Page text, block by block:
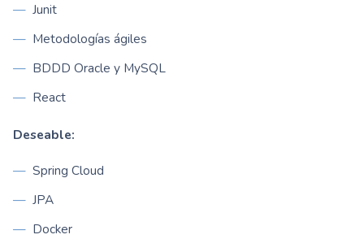
Junit
Metodologías ágiles
BDDD Oracle y MySQL
React
Deseable:
Spring Cloud
JPA
Docker